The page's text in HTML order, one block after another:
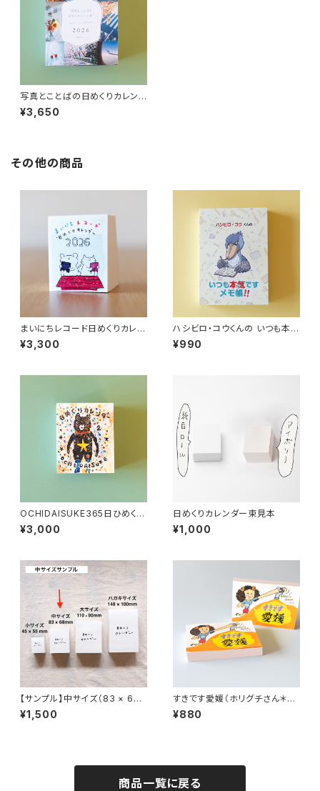
写真とことばの日めくりカレンダ
ー2026
¥3,650
その他の商品
まいにちレコード日めくりカレン
ダー 2026
¥3,300
ハシビロ・コウくんの いつも本気
（マジ）ですメモ帳!!
¥990
OCHIDAISUKE365日ひめくり
カレンダー 2026
¥3,000
日めくりカレンダー束見本
¥1,000
【サンプル】中サイズ（83 × 68
mm）日めくりカレンダー
¥1,500
すきです愛媛（ホリグチさん＊ブ
ロックメモ）
¥880
商品一覧に戻る